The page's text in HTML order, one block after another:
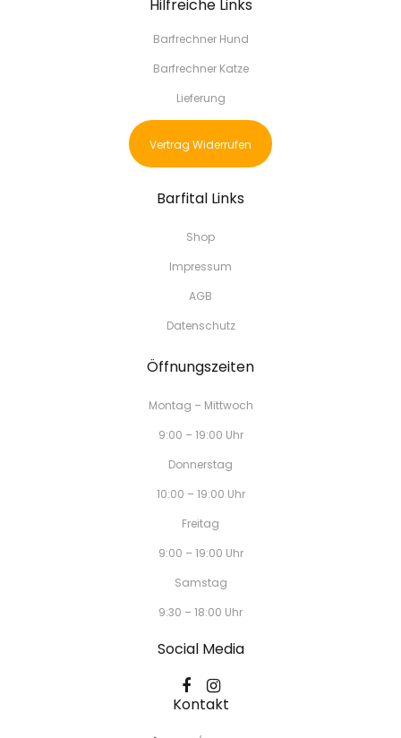
Hilfreiche Links
Barfrechner Hund
Barfrechner Katze
Lieferung
Vertrag Widerrufen
Barfital Links
Shop
Impressum
AGB
Datenschutz
Öffnungszeiten
Montag – Mittwoch
9:00 – 19:00 Uhr
Donnerstag
10:00 – 19:00 Uhr
Freitag
9:00 – 19:00 Uhr
Samstag
9:30 – 18:00 Uhr
Social Media
Kontakt